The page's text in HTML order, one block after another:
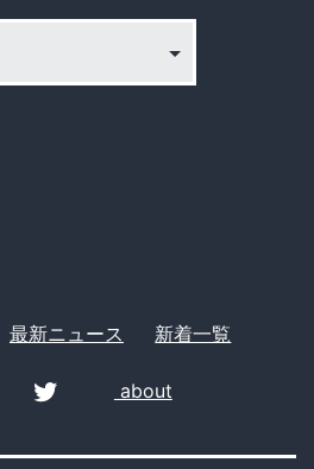
最新ニュース 新着一覧
about